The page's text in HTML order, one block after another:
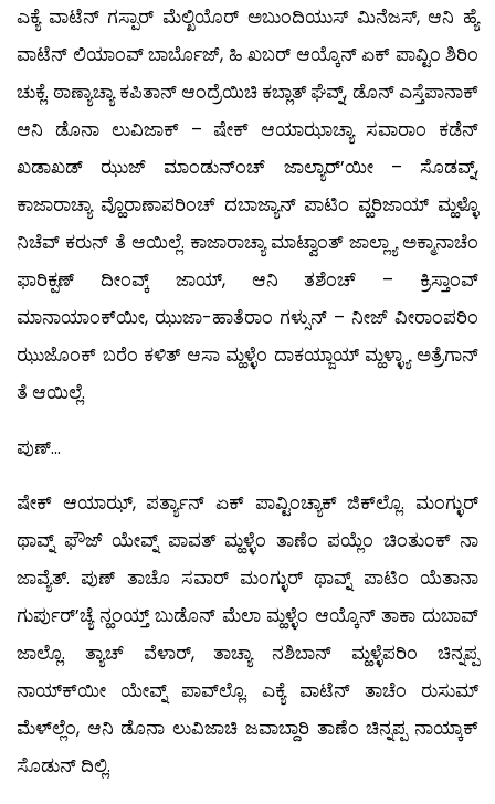
ಎಕ್ಯೆ ವಾಟೆನ್ ಗಸ್ಪಾರ್ ಮೆಲ್ಖಿಯೊರ್ ಅಬುಂದಿಯುಸ್ ಮಿನೆಜಸ್, ಆನಿ ಹ್ಯೆ
ವಾಟೆನ್ ಲಿಯಾಂವ್ ಬಾರ್ಬೊಜ್, ಹಿ ಖಬರ್ ಆಯ್ಕೊನ್ ಏಕ್ ಪಾವ್ಟಿಂ ಶಿರಿಂ
ಚುಕ್ಲೆ. ಠಾಣ್ಯಾಚ್ಯಾ ಕಪಿತಾನ್ ಆಂದ್ರೆಯಿಚಿ ಕಬ್ಲಾತ್ ಘೆವ್ನ್, ಡೊನ್ ಎಸ್ತೆಪಾನಾಕ್
ಆನಿ ಡೊನಾ ಲುವಿಜಾಕ್ – ಷೇಕ್ ಆಯಾಝಾಚ್ಯಾ ಸವಾರಾಂ ಕಡೆನ್
ಖಡಾಖಡ್ ಝುಜ್ ಮಾಂಡುನ್‍ಂಚ್ ಜಾಲ್ಯಾರ್’ಯೀ – ಸೊಡವ್ನ್,
ಕಾಜಾರಾಚ್ಯಾ ವ್ಹೊರಾಣಾಪರಿಂಚ್ ದಬಾಜ್ಯಾನ್ ಪಾಟಿಂ ವ್ಹರಿಜಾಯ್ ಮ್ಹಳ್ಳೊ
ನಿಚೆವ್ ಕರುನ್ ತೆ ಆಯಿಲ್ಲೆ. ಕಾಜಾರಾಚ್ಯಾ ಮಾಟ್ವಾಂತ್ ಜಾಲ್ಲ್ಯಾ ಅಕ್ಮಾನಾಚೆಂ
ಫಾರಿಕ್ಪಣ್ ದೀಂವ್ಕ್ ಜಾಯ್, ಆನಿ ತಶೆಂಚ್ – ಕ್ರಿಸ್ತಾಂವ್
ಮಾನಾಯಾಂಕ್‍ಯೀ, ಝುಜಾ-ಹಾತೆರಾಂ ಗಳ್ಸುನ್ – ನೀಜ್ ವೀರಾಂಪರಿಂ
ಝುಜೊಂಕ್ ಬರೆಂ ಕಳಿತ್ ಆಸಾ ಮ್ಹಳ್ಳೆಂ ದಾಕಯ್ಜಾಯ್ ಮ್ಹಳ್ಳ್ಯಾ ಅತ್ರೆಗಾನ್
ತೆ ಆಯಿಲ್ಲೆ.
ಪುಣ್…
ಷೇಕ್ ಆಯಾಝ್, ಪರ್ತ್ಯಾನ್ ಏಕ್ ಪಾವ್ಟಿಂಚ್ಯಾಕ್ ಜಿಕ್‍ಲ್ಲೊ. ಮಂಗ್ಳುರ್
ಥಾವ್ನ್ ಫೌಜ್ ಯೇವ್ನ್ ಪಾವತ್ ಮ್ಹಳ್ಳೆಂ ತಾಣೆಂ ಪಯ್ಲೆಂ ಚಿಂತುಂಕ್ ನಾ
ಜಾವ್ಯೆತ್. ಪುಣ್ ತಾಚೊ ಸವಾರ್ ಮಂಗ್ಳುರ್ ಥಾವ್ನ್ ಪಾಟಿಂ ಯೆತಾನಾ
ಗುರ್ಪುರ್’ಚ್ಯೆ ನ್ಹಂಯ್ತ್ ಬುಡೊನ್ ಮೆಲಾ ಮ್ಹಳ್ಳೆಂ ಆಯ್ಕೊನ್ ತಾಕಾ ದುಬಾವ್
ಜಾಲ್ಲೊ. ತ್ಯಾಚ್ ವೆಳಾರ್, ತಾಚ್ಯಾ ನಶಿಬಾನ್ ಮ್ಹಳ್ಳೆಪರಿಂ ಚಿನ್ನಪ್ಪ
ನಾಯ್ಕ್‍ಯೀ ಯೇವ್ನ್ ಪಾವ್‍ಲ್ಲೊ. ಎಕ್ಯೆ ವಾಟೆನ್ ತಾಚೆಂ ರುಸುಮ್
ಮೆಳ್‍ಲ್ಲೆಂ, ಆನಿ ಡೊನಾ ಲುವಿಜಾಚಿ ಜವಾಬ್ದಾರಿ ತಾಣೆಂ ಚಿನ್ನಪ್ಪ ನಾಯ್ಕಾಕ್
ಸೊಡುನ್ ದಿಲ್ಲಿ.